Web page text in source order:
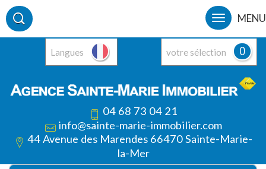
Langues votre sélection 0
04 68 73 04 21
info@sainte-marie-immobilier.com
44 Avenue des Marendes 66470 Sainte-Marie-
la-Mer
MENU